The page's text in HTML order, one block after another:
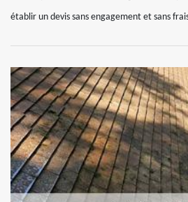
établir un devis sans engagement et sans